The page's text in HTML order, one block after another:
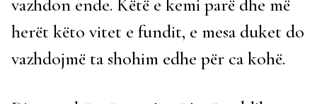
vazhdon ende. Këtë e kemi parë dhe më
herët këto vitet e fundit, e mesa duket do
vazhdojmë ta shohim edhe për ca kohë.